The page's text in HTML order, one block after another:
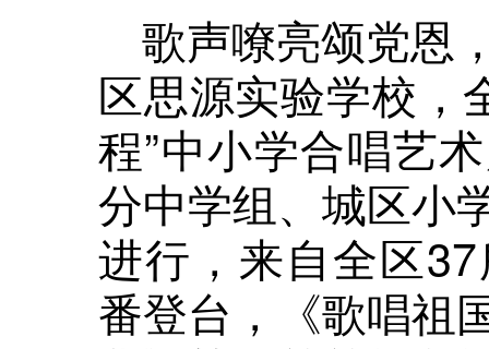
歌声嘹亮颂党恩
区思源实验学校，
程”中小学合唱艺
分中学组、城区小
进行，来自全区
番登台，《歌唱祖